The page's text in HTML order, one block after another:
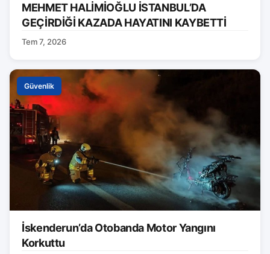
MEHMET HALİMİOĞLU İSTANBUL’DA
GEÇİRDİĞİ KAZADA HAYATINI KAYBETTİ
Tem 7, 2026
Güvenlik
İskenderun’da Otobanda Motor Yangını
Korkuttu